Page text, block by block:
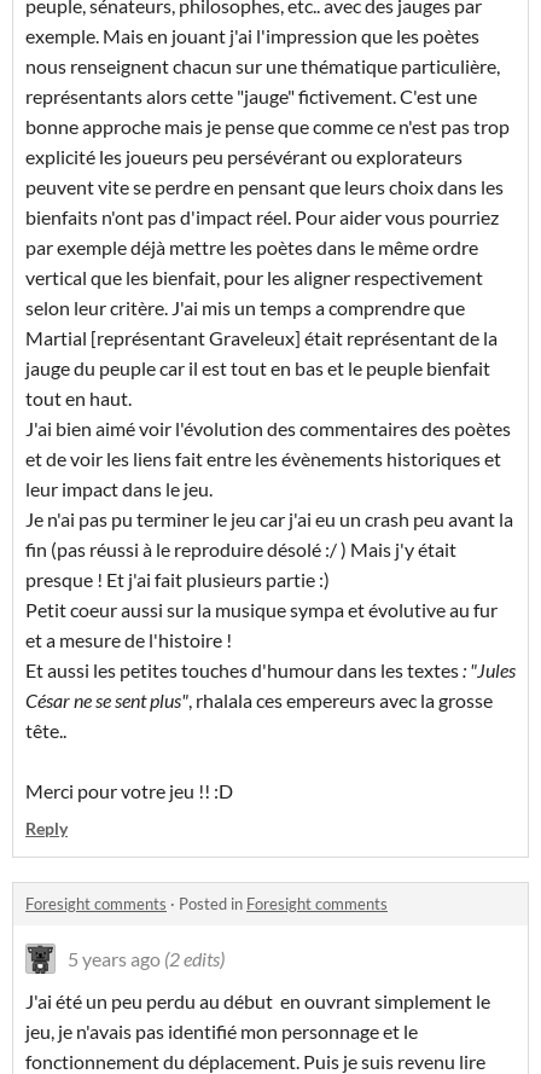
peuple, sénateurs, philosophes, etc.. avec des jauges par
exemple. Mais en jouant j'ai l'impression que les poètes
nous renseignent chacun sur une thématique particulière,
représentants alors cette "jauge" fictivement. C'est une
bonne approche mais je pense que comme ce n'est pas trop
explicité les joueurs peu persévérant ou explorateurs
peuvent vite se perdre en pensant que leurs choix dans les
bienfaits n'ont pas d'impact réel. Pour aider vous pourriez
par exemple déjà mettre les poètes dans le même ordre
vertical que les bienfait, pour les aligner respectivement
selon leur critère. J'ai mis un temps a comprendre que
Martial [représentant Graveleux] était représentant de la
jauge du peuple car il est tout en bas et le peuple bienfait
tout en haut.
J'ai bien aimé voir l'évolution des commentaires des poètes
et de voir les liens fait entre les évènements historiques et
leur impact dans le jeu.
Je n'ai pas pu terminer le jeu car j'ai eu un crash peu avant la
fin (pas réussi à le reproduire désolé :/ ) Mais j'y était
presque ! Et j'ai fait plusieurs partie :)
Petit coeur aussi sur la musique sympa et évolutive au fur
et a mesure de l'histoire !
Et aussi les petites touches d'humour dans les textes : "Jules
César ne se sent plus" , rhalala ces empereurs avec la grosse
tête..
Merci pour votre jeu !! :D
Reply
Foresight comments · Posted in Foresight comments
5 years ago (2 edits)
J'ai été un peu perdu au début en ouvrant simplement le
jeu, je n'avais pas identifié mon personnage et le
fonctionnement du déplacement. Puis je suis revenu lire